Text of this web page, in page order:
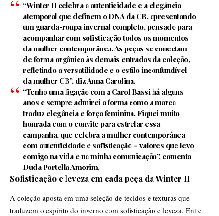
“Winter II celebra a autenticidade e a elegância
atemporal que definem o DNA da CB, apresentando
um guarda-roupa invernal completo, pensado para
acompanhar com sofisticação todos os momentos
da mulher contemporânea. As peças se conectam
de forma orgânica às demais entradas da coleção,
refletindo a versatilidade e o estilo inconfundível
da mulher CB”, diz Anna Carolina.
“Tenho uma ligação com a Carol Bassi há alguns
anos e sempre admirei a forma como a marca
traduz elegância e força feminina. Fiquei muito
honrada com o convite para estrelar essa
campanha, que celebra a mulher contemporânea
com autenticidade e sofisticação – valores que levo
comigo na vida e na minha comunicação”, comenta
Duda Portella Amorim.
Sofisticação e leveza em cada peça da Winter II
A coleção aposta em uma seleção de tecidos e texturas que
traduzem o espírito do inverno com sofisticação e leveza. Entre